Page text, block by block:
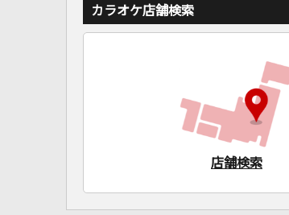
カラオケ店舗検索
店舗検索